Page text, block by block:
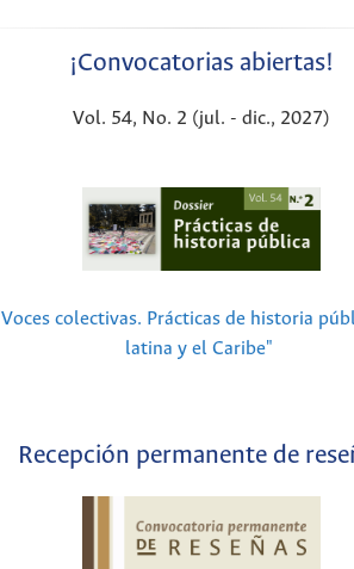
¡Convocatorias abiertas!
Vol. 54, No. 2 (jul. - dic., 2027)
colectivas. Prácticas de historia
latina y el Caribe"
Recepción permanente de